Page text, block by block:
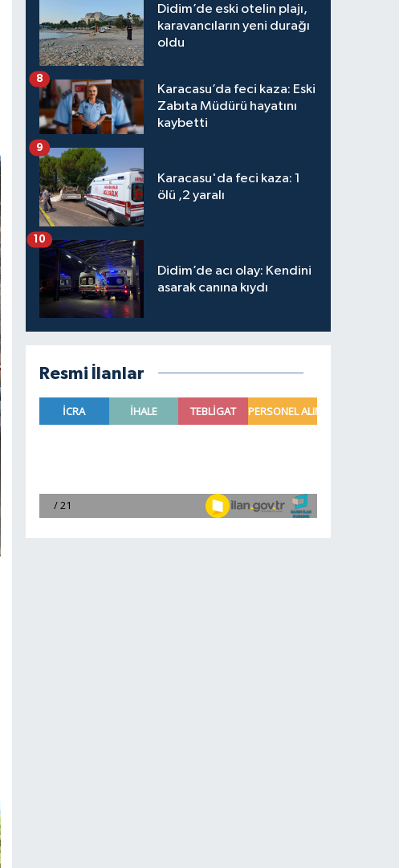
Didim’de eski otelin plajı,
karavancıların yeni durağı
oldu
Karacasu’da feci kaza: Eski
Zabıta Müdürü hayatını
kaybetti
8
Karacasu'da feci kaza: 1
ölü ,2 yaralı
9
Didim’de acı olay: Kendini
asarak canına kıydı
10
Resmi İlanlar